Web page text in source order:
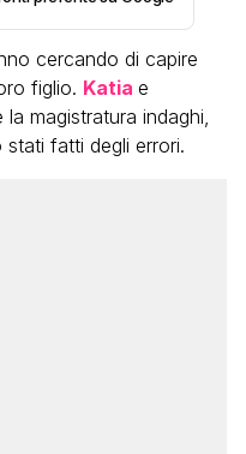
cercando di capire
figlio. Katia e
magistratura indaghi,
fatti degli errori.